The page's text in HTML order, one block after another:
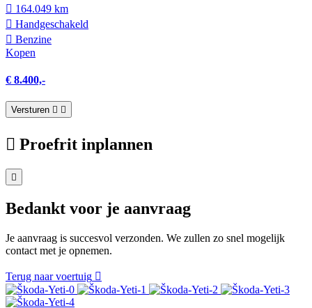
164.049 km
Hand­geschakeld
Benzine
Kopen
€ 8.400,-
Versturen
Proefrit inplannen
Bedankt voor je aanvraag
Je aanvraag is succesvol verzonden. We zullen zo snel mogelijk
contact met je opnemen.
Terug naar voertuig